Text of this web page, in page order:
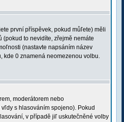
první příspěvek, pokud můľete) měli
to nevidíte, zřejmě nemáte
(nastavte napsáním název
kde 0 znamená neomezenou volbu.
moderátorem nebo
s hlasováním spojeno). Pokud
v případě jiľ uskutečněné volby